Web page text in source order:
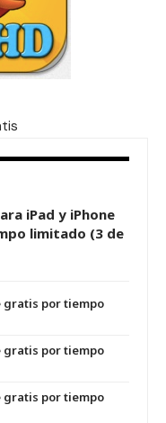
iPad y iPhone
limitado (3 de
gratis por tiempo
gratis por tiempo
gratis por tiempo